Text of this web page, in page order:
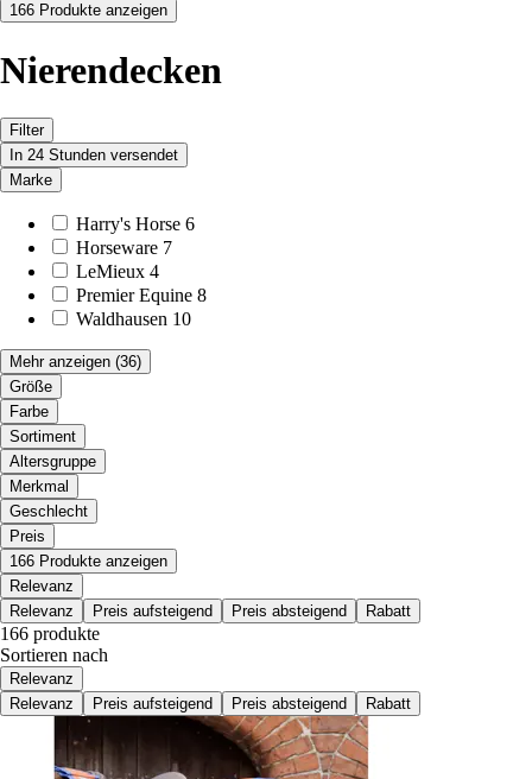
166 Produkte anzeigen
Nierendecken
Filter
In 24 Stunden versendet
Marke
Harry's Horse 6
Horseware 7
LeMieux 4
Premier Equine 8
Waldhausen 10
Mehr anzeigen (36)
Größe
Farbe
Sortiment
Altersgruppe
Merkmal
Geschlecht
Preis
166 Produkte anzeigen
Relevanz
Relevanz
Preis aufsteigend Preis absteigend Rabatt
166 produkte
Sortieren nach
Relevanz
Relevanz
Preis aufsteigend Preis absteigend Rabatt